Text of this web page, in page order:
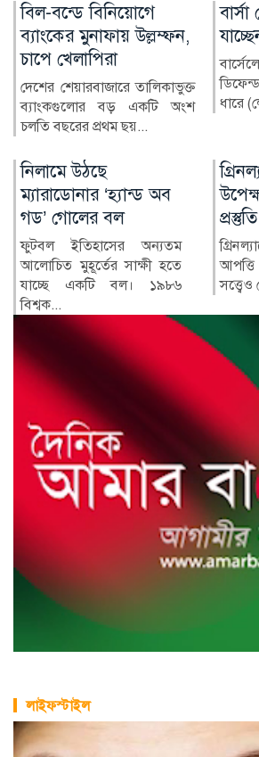
বার্সা থেকে লিভারপুলে
যাচ্ছেন রোনাল্ড আরাউহো
বার্সেলোনার উরুগুইয়ান
ডিফেন্ডার রোনাল্ড আরাউহোকে
ধারে (লোন) দলে ভেড়াতে যাচ্ছে...
গ্রিনল্যান্ডের আপত্তি
উপেক্ষা করে কূপ খননের
প্রস্তুতি ওয়াশিংটনের
গ্রিনল্যান্ডের স্থানীয় কর্তৃপক্ষের
আপত্তি ও অনুমোদন না থাকা
সত্ত্বেও দেশটির প...
লাইফস্টাইল